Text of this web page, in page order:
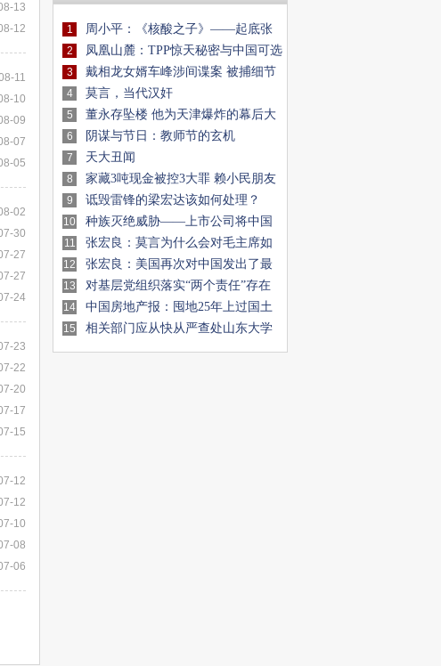
13
12
11
10
09
07
05
02
30
27
27
24
23
22
20
17
15
12
12
10
08
06
1 周小平：《核酸之子》——起底张
核子夫妇真实
2 凤凰山麓：TPP惊天秘密与中国可选
对策分析
3 戴相龙女婿车峰涉间谍案 被捕细节
流出(图)
4 莫言，当代汉奸
5 董永存坠楼 他为天津爆炸的幕后大
佬掩饰什
6 阴谋与节日：教师节的玄机
7 天大丑闻
8 家藏3吨现金被控3大罪 赖小民朋友
圈牵出两
9 诋毁雷锋的梁宏达该如何处理？
10 种族灭绝威胁——上市公司将中国
人基因样板
11 张宏良：莫言为什么会对毛主席如
此仇恨？
12 张宏良：美国再次对中国发出了最
严厉的战争叫
13 对基层党组织落实“两个责任”存在
问题的调
14 中国房地产报：囤地25年上过国土
部黑名单 武
15 相关部门应从快从严查处山东大学
纵容留学生